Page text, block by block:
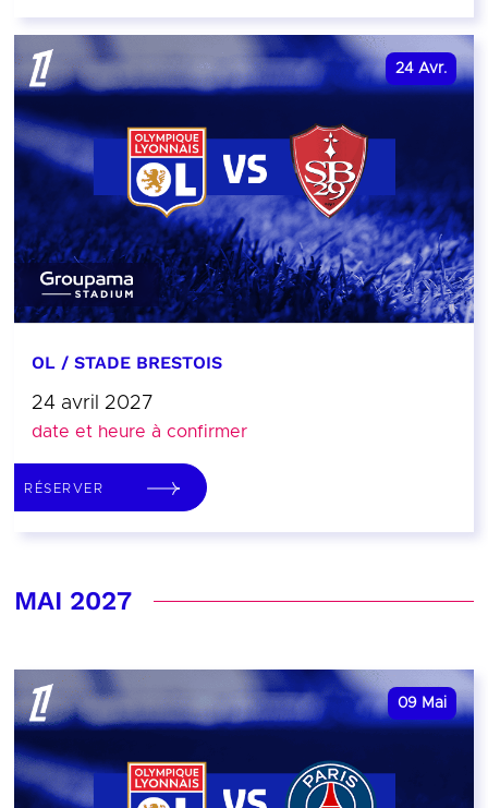
24 Avr.
OL / STADE BRESTOIS
24 avril 2027
date et heure à confirmer
RÉSERVER
MAI 2027
09 Mai